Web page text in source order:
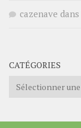
cazenave dans
CATÉGORIES
Catégories